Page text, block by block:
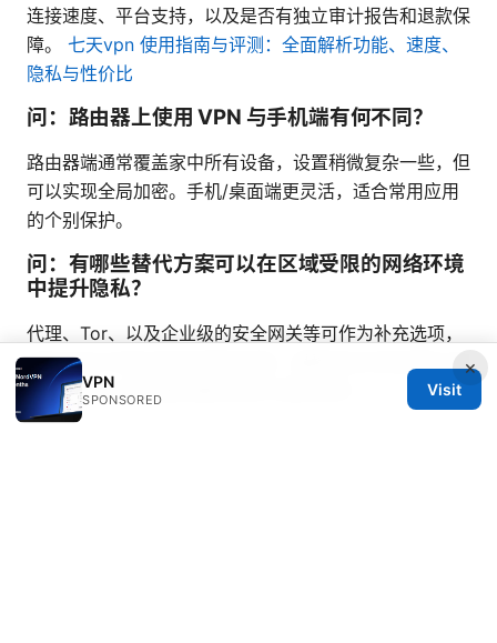
连接速度、平台支持，以及是否有独立审计报告和退款保
障。 七天vpn 使用指南与评测：全面解析功能、速度、
隐私与性价比
问：路由器上使用 VPN 与手机端有何不同？
路由器端通常覆盖家中所有设备，设置稍微复杂一些，但
可以实现全局加密。手机/桌面端更灵活，适合常用应用
的个别保护。
问：有哪些替代方案可以在区域受限的网络环境
中提升隐私？
代理、Tor、以及企业级的安全网关等可作为补充选项，
但各自有不同的风险和用途场景。最稳妥的还是选择正规
VPN 服务以实现端到端的加密与隐私保护。
×
VPN
SPONSORED
Visit